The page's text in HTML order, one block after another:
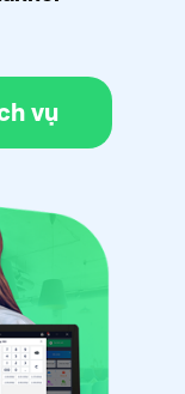
vụ